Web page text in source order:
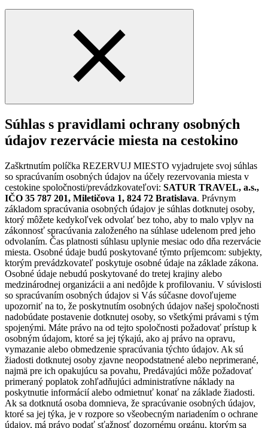
Súhlas s pravidlami ochrany osobných
údajov rezervácie miesta na cestokino
Zaškrtnutím políčka REZERVUJ MIESTO vyjadrujete svoj súhlas
so spracúvaním osobných údajov na účely rezervovania miesta v
cestokine spoločnosti/prevádzkovateľovi: SATUR TRAVEL, a.s.,
IČO 35 787 201, Miletičova 1, 824 72 Bratislava. Právnym
základom spracúvania osobných údajov je súhlas dotknutej osoby,
ktorý môžete kedykoľvek odvolať bez toho, aby to malo vplyv na
zákonnosť spracúvania založeného na súhlase udelenom pred jeho
odvolaním. Čas platnosti súhlasu uplynie mesiac odo dňa rezervácie
miesta. Osobné údaje budú poskytované týmto príjemcom: subjekty,
ktorým prevádzkovateľ poskytuje osobné údaje na základe zákona.
Osobné údaje nebudú poskytované do tretej krajiny alebo
medzinárodnej organizácii a ani nedôjde k profilovaniu. V súvislosti
so spracúvaním osobných údajov si Vás súčasne dovoľujeme
upozorniť na to, že poskytnutím osobných údajov našej spoločnosti
nadobúdate postavenie dotknutej osoby, so všetkými právami s tým
spojenými. Máte právo na od tejto spoločnosti požadovať prístup k
osobným údajom, ktoré sa jej týkajú, ako aj právo na opravu,
vymazanie alebo obmedzenie spracúvania týchto údajov. Ak sú
žiadosti dotknutej osoby zjavne neopodstatnené alebo neprimerané,
najmä pre ich opakujúcu sa povahu, Predávajúci môže požadovať
primeraný poplatok zohľadňujúci administratívne náklady na
poskytnutie informácií alebo odmietnuť konať na základe žiadosti.
Ak sa dotknutá osoba domnieva, že spracúvanie osobných údajov,
ktoré sa jej týka, je v rozpore so všeobecným nariadením o ochrane
údajov, má právo podať sťažnosť dozornému orgánu, ktorým sa